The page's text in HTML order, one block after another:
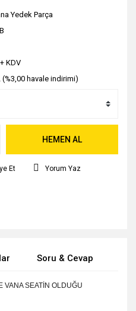
Yedek Parça
KDV
(%3,00 havale indirimi)
HEMEN AL
Et Yorum Yaz
Soru & Cevap
VANA SEATİN OLDUĞU